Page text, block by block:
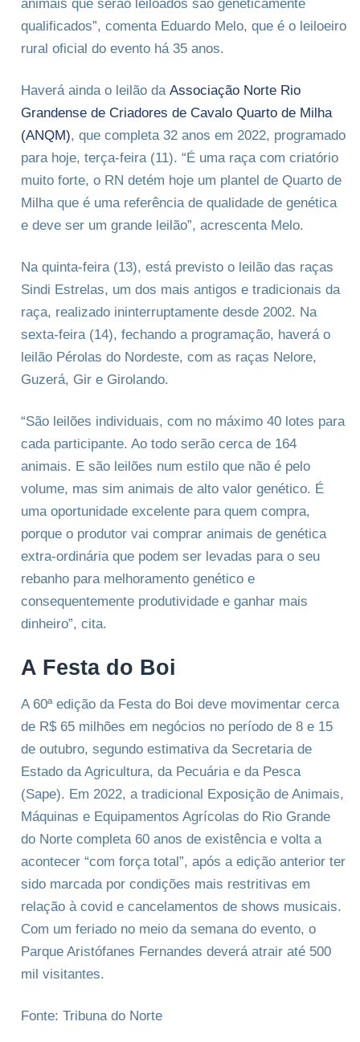
animais que serão leiloados são geneticamente
qualificados”, comenta Eduardo Melo, que é o leiloeiro
rural oficial do evento há 35 anos.
Haverá ainda o leilão da Associação Norte Rio
Grandense de Criadores de Cavalo Quarto de Milha
(ANQM), que completa 32 anos em 2022, programado
para hoje, terça-feira (11). “É uma raça com criatório
muito forte, o RN detém hoje um plantel de Quarto de
Milha que é uma referência de qualidade de genética
e deve ser um grande leilão”, acrescenta Melo.
Na quinta-feira (13), está previsto o leilão das raças
Sindi Estrelas, um dos mais antigos e tradicionais da
raça, realizado ininterruptamente desde 2002. Na
sexta-feira (14), fechando a programação, haverá o
leilão Pérolas do Nordeste, com as raças Nelore,
Guzerá, Gir e Girolando.
“São leilões individuais, com no máximo 40 lotes para
cada participante. Ao todo serão cerca de 164
animais. E são leilões num estilo que não é pelo
volume, mas sim animais de alto valor genético. É
uma oportunidade excelente para quem compra,
porque o produtor vai comprar animais de genética
extra-ordinária que podem ser levadas para o seu
rebanho para melhoramento genético e
consequentemente produtividade e ganhar mais
dinheiro”, cita.
A Festa do Boi
A 60ª edição da Festa do Boi deve movimentar cerca
de R$ 65 milhões em negócios no período de 8 e 15
de outubro, segundo estimativa da Secretaria de
Estado da Agricultura, da Pecuária e da Pesca
(Sape). Em 2022, a tradicional Exposição de Animais,
Máquinas e Equipamentos Agrícolas do Rio Grande
do Norte completa 60 anos de existência e volta a
acontecer “com força total”, após a edição anterior ter
sido marcada por condições mais restritivas em
relação à covid e cancelamentos de shows musicais.
Com um feriado no meio da semana do evento, o
Parque Aristófanes Fernandes deverá atrair até 500
mil visitantes.
Fonte: Tribuna do Norte